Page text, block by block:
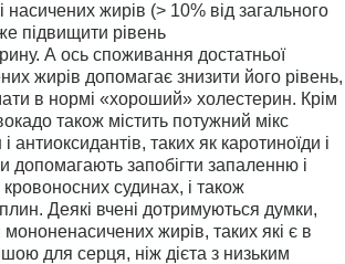
насичених жирів (> 10% від загального
підвищити рівень
А ось споживання достатньої
жирів допомагає знизити його рівень,
в нормі «хороший» холестерин. Крім
також містить потужний мікс
антиоксидантів, таких як каротиноїди і
допомагають запобігти запаленню і
судинах, і також
Деякі вчені дотримуються думки,
мононенасичених жирів, таких які є в
для серця, ніж дієта з низьким